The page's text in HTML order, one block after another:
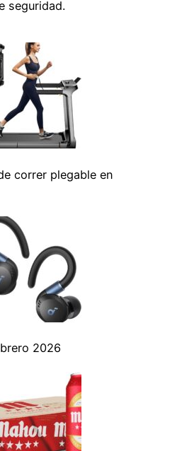
seguridad.
correr plegable en
2026